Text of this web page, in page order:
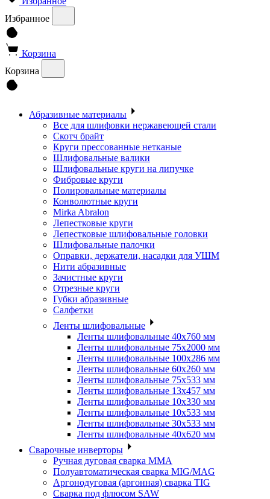
Избранное
Корзина
Корзина
Абразивные материалы
Все для шлифовки нержавеющей стали
Скотч брайт
Круги прессованные нетканые
Шлифовальные валики
Шлифовальные круги на липучке
Фибровые круги
Полировальные материалы
Конволютные круги
Mirka Abralon
Лепестковые круги
Лепестковые шлифовальные головки
Шлифовальные палочки
Оправки, держатели, насадки для УШМ
Нити абразивные
Зачистные круги
Отрезные круги
Губки абразивные
Салфетки
Ленты шлифовальные
Ленты шлифовальные 40х760 мм
Ленты шлифовальные 75х2000 мм
Ленты шлифовальные 100х286 мм
Ленты шлифовальные 60х260 мм
Ленты шлифовальные 75х533 мм
Ленты шлифовальные 13х457 мм
Ленты шлифовальные 10х330 мм
Ленты шлифовальные 10х533 мм
Ленты шлифовальные 30х533 мм
Ленты шлифовальные 40х620 мм
Сварочные инверторы
Ручная дуговая сварка MMA
Полуавтоматическая сварка MIG/MAG
Аргонодуговая (аргонная) сварка TIG
Сварка под флюсом SAW